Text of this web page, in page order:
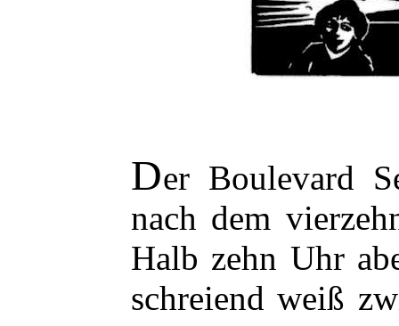
Der Boulevard
nach dem
Halb zehn Uhr
schreiend weiß